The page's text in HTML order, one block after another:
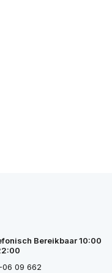
Bereikbaar 10:00
09 662